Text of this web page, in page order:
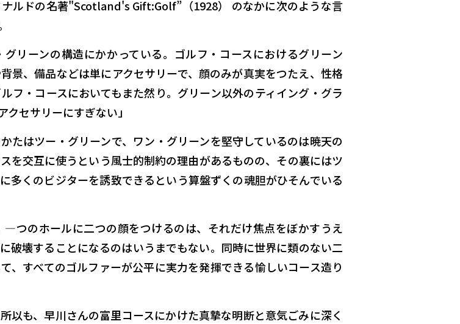
ルドの名著"Scotland's Gift:Golf”（1928） のなかに次のような言
グリーンの構造にかかっている。ゴルフ・コースにおけるグリーン
景、備品などは単にアクセサリーで、顔のみが真実をつたえ、性格
フ・コースにおいてもまた然り。グリーン以外のティイング・グラ
セサリーにすぎない」
たはツー・グリーンで、ワン・グリーンを堅守しているのは暁天の
を交互に使うという風士的制約の理由があるものの、その裏にはツ
多くのビジターを誘致できるという算盤ずくの魂胆がひそんでいる
つのホールに二つの顔をつけるのは、それだけ焦点をぼかすうえ
破壊することになるのはいうまでもない。同時に世界に類のない二
、すべてのゴルファーが公平に実力を発揮できる愉しいコース造り
以も、早川さんの富里コースにかけた真摯な明断と意気ごみに深く